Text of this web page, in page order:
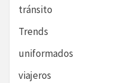
tránsito
Trends
uniformados
viajeros